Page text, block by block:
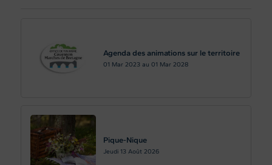
Agenda des animations sur le territoire
01 Mar 2023 au 01 Mar 2028
Pique-Nique
Jeudi 13 Août 2026